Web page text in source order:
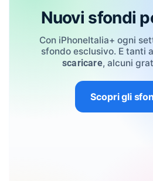
Nuovi sfondi
Con iPhoneItalia+ ogni
sfondo esclusivo. E tanti
scaricare, alcuni
Scopri gli